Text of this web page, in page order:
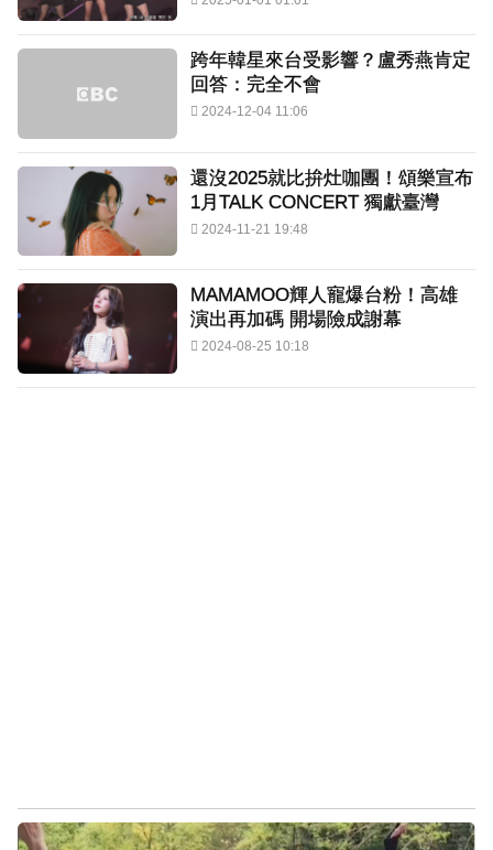
跨年韓星來台受影響？盧秀燕肯定
回答：完全不會
2024-12-04 11:06
還沒2025就比拚灶咖團！頌樂宣布
1月TALK CONCERT 獨獻臺灣
2024-11-21 19:48
MAMAMOO輝人寵爆台粉！高雄
演出再加碼 開場險成謝幕
2024-08-25 10:18